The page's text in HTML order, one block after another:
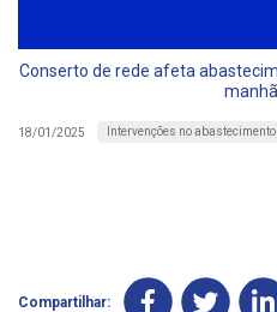
Conserto de rede afeta
18/01/2025 Intervenções no abastecimento
Compartilhar: